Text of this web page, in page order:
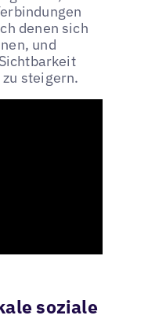
denen sich
und
zu steigern.
soziale